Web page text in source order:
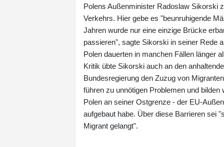
Polens Außenminister Radoslaw Sikorski
Verkehrs. Hier gebe es "beunruhigende
Jahren wurde nur eine einzige Brücke
passieren", sagte Sikorski in seiner Rede
Polen dauerten in manchen Fällen länger
Kritik übte Sikorski auch an den
Bundesregierung den Zuzug von
führen zu unnötigen Problemen und
Polen an seiner Ostgrenze - der EU-
aufgebaut habe. Über diese Barrieren sei
Migrant gelangt".